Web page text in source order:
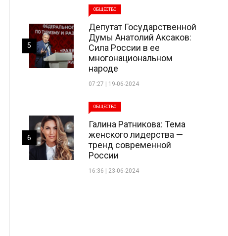
ОБЩЕСТВО
Депутат Государственной
Думы Анатолий Аксаков:
Сила России в ее
многонациональном
народе
07:27 | 19-06-2024
5
ОБЩЕСТВО
Галина Ратникова: Тема
женского лидерства —
тренд современной
России
16:36 | 23-06-2024
6